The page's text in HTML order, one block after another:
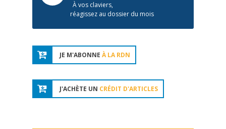
À vos claviers,
réagissez au dossier du mois
JE M'ABONNE À LA RDN
J'ACHÈTE UN CRÉDIT D'ARTICLES